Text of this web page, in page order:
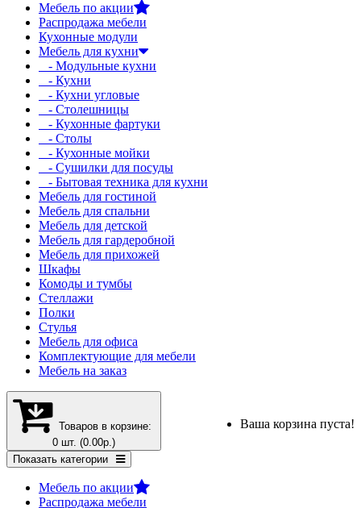
Мебель по акции
Распродажа мебели
Кухонные модули
Мебель для кухни
- Модульные кухни
- Кухни
- Кухни угловые
- Столешницы
- Кухонные фартуки
- Столы
- Кухонные мойки
- Сушилки для посуды
- Бытовая техника для кухни
Мебель для гостиной
Мебель для спальни
Мебель для детской
Мебель для гардеробной
Мебель для прихожей
Шкафы
Комоды и тумбы
Стеллажи
Полки
Стулья
Мебель для офиса
Комплектующие для мебели
Мебель на заказ
Товаров в корзине:
0 шт. (0.00р.)
Ваша корзина пуста!
Показать категории
Мебель по акции
Распродажа мебели